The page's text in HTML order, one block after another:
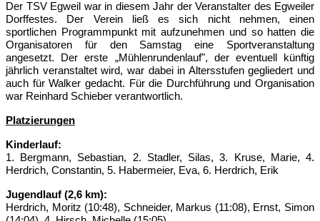
Der TSV Egweil war in diesem Jahr der Veranstalter des Egweiler
Dorffestes. Der Verein ließ es sich nicht nehmen, einen
sportlichen Programmpunkt mit aufzunehmen und so hatten die
Organisatoren für den Samstag eine Sportveranstaltung
angesetzt. Der erste „Mühlenrundenlauf", der eventuell künftig
jährlich veranstaltet wird, war dabei in Altersstufen gegliedert und
auch für Walker gedacht. Für die Durchführung und Organisation
war Reinhard Schieber verantwortlich.
Platzierungen
Kinderlauf:
1. Bergmann, Sebastian, 2. Stadler, Silas, 3. Kruse, Marie, 4.
Herdrich, Constantin, 5. Habermeier, Eva, 6. Herdrich, Erik
Jugendlauf (2,6 km):
Herdrich, Moritz (10:48), Schneider, Markus (11:08), Ernst, Simon